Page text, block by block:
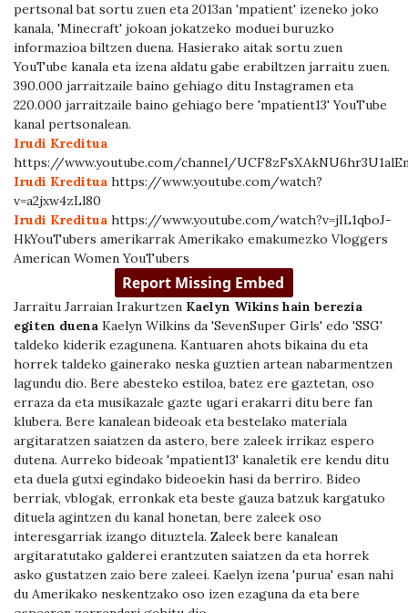
pertsonal bat sortu zuen eta 2013an 'mpatient' izeneko joko
kanala, 'Minecraft' jokoan jokatzeko moduei buruzko
informazioa biltzen duena. Hasierako aitak sortu zuen
YouTube kanala eta izena aldatu gabe erabiltzen jarraitu zuen.
390.000 jarraitzaile baino gehiago ditu Instagramen eta
220.000 jarraitzaile baino gehiago bere 'mpatient13' YouTube
kanal pertsonalean.
Irudi Kreditua
https://www.youtube.com/channel/
Irudi Kreditua https://www.youtube.com/watch?
v=a2jxw4zLl80
Irudi Kreditua https://www.youtube.com/watch?v=jIL1qboJ-
HkYouTubers amerikarrak Amerikako emakumezko Vloggers
American Women YouTubers
Jarraitu Jarraian Irakurtzen Kaelyn Wikins hain berezia
egiten duena Kaelyn Wilkins da 'SevenSuper Girls' edo 'SSG'
taldeko kiderik ezagunena. Kantuaren ahots bikaina du eta
horrek taldeko gainerako neska guztien artean nabarmentzen
lagundu dio. Bere abesteko estiloa, batez ere gaztetan, oso
erraza da eta musikazale gazte ugari erakarri ditu bere fan
klubera. Bere kanalean bideoak eta bestelako materiala
argitaratzen saiatzen da astero, bere zaleek irrikaz espero
dutena. Aurreko bideoak 'mpatient13' kanaletik ere kendu ditu
eta duela gutxi egindako bideoekin hasi da berriro. Bideo
berriak, vblogak, erronkak eta beste gauza batzuk kargatuko
dituela agintzen du kanal honetan, bere zaleek oso
interesgarriak izango dituztela. Zaleek bere kanalean
argitaratutako galderei erantzuten saiatzen da eta horrek
asko gustatzen zaio bere zaleei. Kaelyn izena 'purua' esan nahi
du Amerikako neskentzako oso izen ezaguna da eta bere